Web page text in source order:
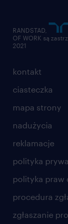
kontakt
ciasteczka
mapa strony
nadużycia
reklamacje
polityka
polityka praw
procedura
zgłaszanie
RANDSTAD,
OF WORK są
2021